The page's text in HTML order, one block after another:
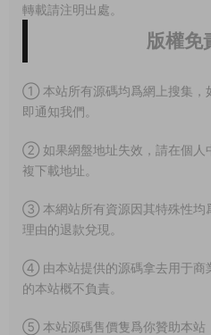
轉載請注明出處。
版權免
① 本站所有源碼均爲網上搜集，
即通知我們。
② 如果網盤地址失效，請在個人
複下載地址。
③ 本網站所有資源因其特殊性均
理由的退款兌現。
④ 由本站提供的源碼拿去用于商
的本站概不負責。
⑤ 本站源碼售價隻爲你贊助本站